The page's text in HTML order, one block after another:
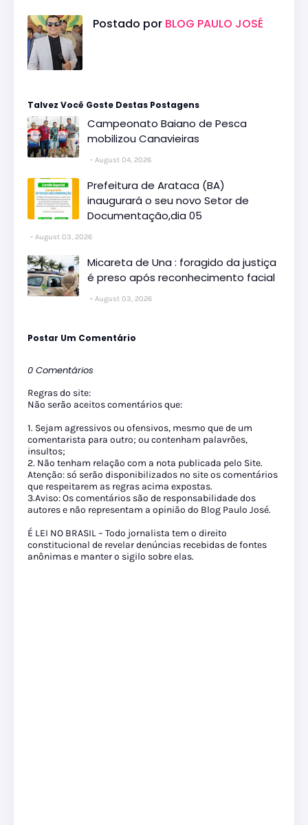
Postado por BLOG PAULO JOSÉ
Talvez Você Goste Destas Postagens
Campeonato Baiano de Pesca
mobilizou Canavieiras
August 04, 2026
Prefeitura de Arataca (BA)
inaugurará o seu novo Setor de
Documentação,dia 05
August 03, 2026
Micareta de Una : foragido da justiça
é preso após reconhecimento facial
August 03, 2026
Postar Um Comentário
0 Comentários
Regras do site:
Não serão aceitos comentários que:
1. Sejam agressivos ou ofensivos, mesmo que de um
comentarista para outro; ou contenham palavrões,
insultos;
2. Não tenham relação com a nota publicada pelo Site.
Atenção: só serão disponibilizados no site os comentários
que respeitarem as regras acima expostas.
3.Aviso: Os comentários são de responsabilidade dos
autores e não representam a opinião do Blog Paulo José.
É LEI NO BRASIL – Todo jornalista tem o direito
constitucional de revelar denúncias recebidas de fontes
anônimas e manter o sigilo sobre elas.